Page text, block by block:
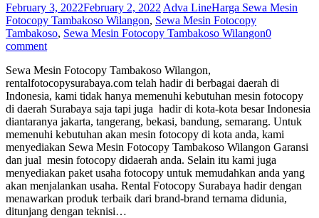
February 3, 2022February 2, 2022 Adva LineHarga Sewa Mesin
Fotocopy Tambakoso Wilangon, Sewa Mesin Fotocopy
Tambakoso, Sewa Mesin Fotocopy Tambakoso Wilangon0
comment
Sewa Mesin Fotocopy Tambakoso Wilangon,
rentalfotocopysurabaya.com telah hadir di berbagai daerah di
Indonesia, kami tidak hanya memenuhi kebutuhan mesin fotocopy
di daerah Surabaya saja tapi juga hadir di kota-kota besar Indonesia
diantaranya jakarta, tangerang, bekasi, bandung, semarang. Untuk
memenuhi kebutuhan akan mesin fotocopy di kota anda, kami
menyediakan Sewa Mesin Fotocopy Tambakoso Wilangon Garansi
dan jual mesin fotocopy didaerah anda. Selain itu kami juga
menyediakan paket usaha fotocopy untuk memudahkan anda yang
akan menjalankan usaha. Rental Fotocopy Surabaya hadir dengan
menawarkan produk terbaik dari brand-brand ternama didunia,
ditunjang dengan teknisi…